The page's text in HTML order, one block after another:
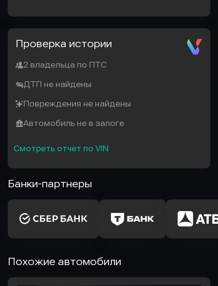
Проверка истории
2 владельца по ПТС
ДТП не найдены
Повреждения не найдены
Автомобиль не в залоге
Смотреть отчет по VIN
Банки-партнеры
Похожие автомобили